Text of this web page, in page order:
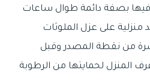
فيها بصفة دائمة طوال ساعات
منزلية على عزل الملوثات
من نقطة المصدر وقبل
المنزل لحمايتها من الرطوبة